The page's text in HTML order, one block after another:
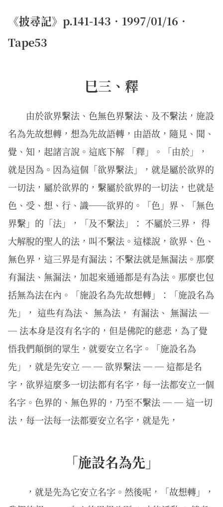
《披尋記》p.141-143．1997/01/16．
Tape53
巳三、釋
由於欲界繫法、色無色界繫法、及不繫法，施設
名為先故想轉，想為先故語轉，由語故，隨見、聞、
覺、知，起諸言說。這底下解 「釋」。「由於」，
就是因為。因為這個「欲界繫法」，就是屬於欲界的
一切法，屬於欲界的，繫屬於欲界的一切法，也就是
色、受、想、行、識──欲界的。「色」界、「無色
界繫」的「法」，「及不繫法」： 不屬於三界， 得
大解脫的聖人的法，叫不繫法。這樣說，欲界、色、
無色界，這三界是有漏法；不繫法就是無漏法。那麼
有漏法、無漏法，加起來通通都是有為法。那麼也包
括無為法在內。「施設名為先故想轉」：「施設名為
先」， 這些有為法、 無為法， 有漏法、 無漏法 ─
─ 法本身是沒有名字的，但是佛陀的慈悲，為了覺
悟我們顛倒的眾生，就要安立名字。「施設名為
先」，就是先安立 ─ ─ 欲界繫法 ─ ─ 這都是名
字，欲界這麼多一切法都有名字，每一法都安立一個
名字。色界的、無色界的，乃至不繫法 ─ ─ 這一切
法，每一法每一法都要安立名字，就是先，
「施設名為先」
，就是先為它安立名字。然後呢，「故想轉」，